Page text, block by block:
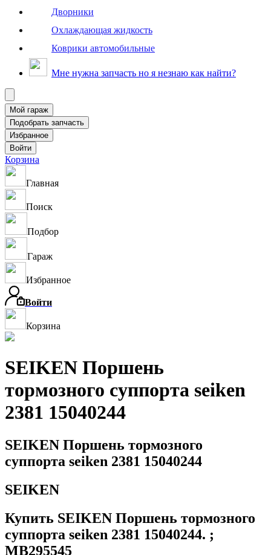
Дворники
Охлаждающая жидкость
Коврики автомобильные
Мне нужна запчасть но я незнаю как найти?
Корзина
Главная
Поиск
Подбор
Гараж
Избранное
Войти
Корзина
SEIKEN Поршень
тормозного суппорта seiken
2381 15040244
SEIKEN Поршень тормозного
суппорта seiken 2381 15040244
SEIKEN
Купить SEIKEN Поршень тормозного
суппорта seiken 2381 15040244. ;
MB295545